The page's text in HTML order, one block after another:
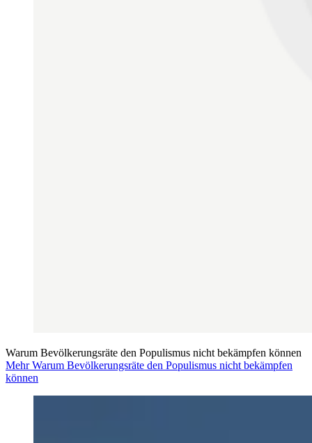
Warum Bevölkerungsräte den Populismus nicht bekämpfen können
Mehr Warum Bevölkerungsräte den Populismus nicht bekämpfen
können